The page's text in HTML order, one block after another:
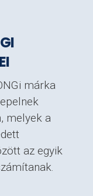
márka
melyek a
az egyik